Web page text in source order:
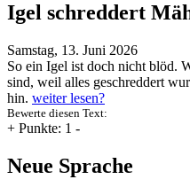
Igel schreddert
Samstag, 13. Juni 2026
So ein Igel ist doch nicht blöd.
sind, weil alles geschreddert
hin. weiter lesen?
Bewerte diesen Text:
+ Punkte: 1 -
Neue Sprache